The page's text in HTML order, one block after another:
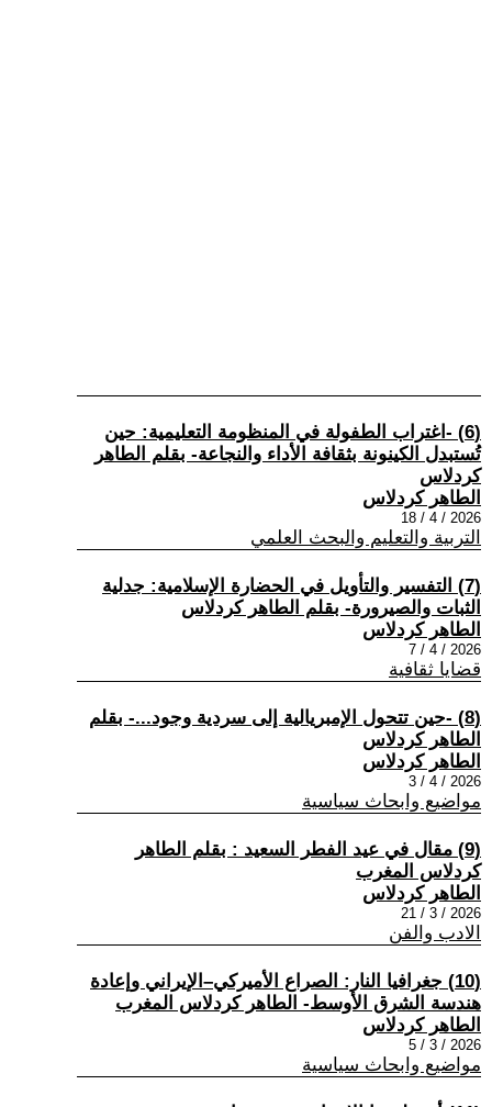
(6) -اغتراب الطفولة في المنظومة التعليمية: حين
تُستبدل الكينونة بثقافة الأداء والنجاعة- بقلم الطاهر
كردلاس
الطاهر كردلاس
2026 / 4 / 18
التربية والتعليم والبحث العلمي
(7) التفسير والتأويل في الحضارة الإسلامية: جدلية
الثبات والصيرورة- بقلم الطاهر كردلاس
الطاهر كردلاس
2026 / 4 / 7
قضايا ثقافية
(8) -حين تتحول الإمبريالية إلى سردية وجود...- بقلم
الطاهر كردلاس
الطاهر كردلاس
2026 / 4 / 3
مواضيع وابحاث سياسية
(9) مقال في عيد الفطر السعيد : بقلم الطاهر
كردلاس المغرب
الطاهر كردلاس
2026 / 3 / 21
الادب والفن
(10) جغرافيا النار: الصراع الأميركي–الإيراني وإعادة
هندسة الشرق الأوسط- الطاهر كردلاس المغرب
الطاهر كردلاس
2026 / 3 / 5
مواضيع وابحاث سياسية